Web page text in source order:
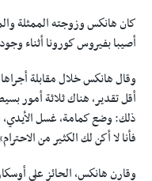
كان هانكس وزوجته الممثلة
أصيبا بفيروس كورونا أثناء
وقال هانكس خلال مقابلة
أقل تقدير، هناك ثلاثة أمور
ذلك: وضع كمامة، غسل الأيدي،
فأنا لا أكن لك الكثير من
وقارن هانكس، الحائز على